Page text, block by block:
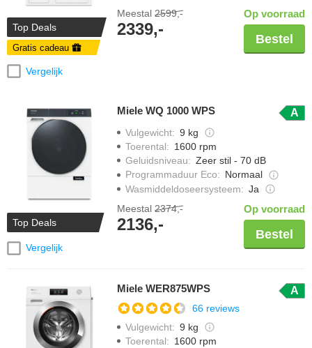
Top Deals
Gratis cadeau
Vergelijk
Meestal 2599,-
2339,-
Op voorraad
Bestel
Top Deals
Vergelijk
Miele WQ 1000 WPS A
Vulgewicht: 9 kg
Toerental: 1600 rpm
Geluidsniveau: Zeer stil - 70 dB
Programmaduur Eco: Normaal
Wasmiddeldoseersysteem: Ja
Meestal 2374,-
2136,-
Op voorraad
Bestel
Miele WER875WPS A
66 reviews
Vulgewicht: 9 kg
Toerental: 1600 rpm